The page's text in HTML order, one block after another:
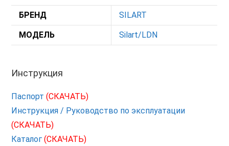
БРЕНД SILART
МОДЕЛЬ Silart/LDN
Инструкция
Паспорт(СКАЧАТЬ)
Инструкция / Руководство по эксплуатации
(СКАЧАТЬ)
Каталог(СКАЧАТЬ)